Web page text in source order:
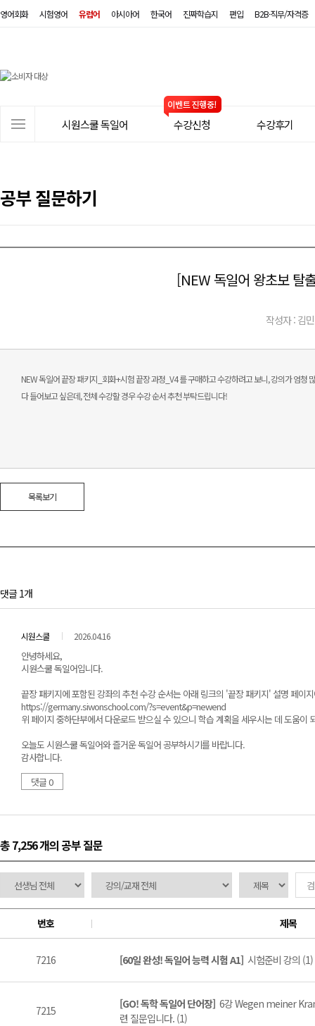
영어회화 시험영어 유럽어 아시아어 한국어 진짜학습지 편입 B2B·직무/자격증
뉴
시원스쿨 독일어 수강신청 수강후기
공부 질문하기
[NEW 독일어 왕초보 탈
작성자 : 김
NEW 독일어 끝장 패키지_회화+시험 끝장 과정_V4 를 구매하고 수강하려고 보니, 강의가 엄청
다 들어보고 싶은데, 전체 수강할 경우 수강 순서 추천 부탁드립니다!
목록보기
댓글 1개
시원스쿨 2026.04.16
안녕하세요,
시원스쿨 독일어입니다.
끝장 패키지에 포함된 강좌의 추천 수강 순서는 아래 링크의 '끝장 패키지' 설명 페이
https://germany.siwonschool.com/?s=event&p=newend
위 페이지 중하단부에서 다운로드 받으실 수 있으니 학습 계획을 세우시는 데 도움이
오늘도 시원스쿨 독일어와 즐거운 독일어 공부하시기를 바랍니다.
감사합니다.
댓글 0
총 7,256 개의 공부 질문
번호 제목
7216 [60일 완성! 독일어 능력 시험 A1] 시험준비 강의 (1)
7215 [GO! 독학 독일어 단어장] 6강 Wegen meiner
련 질문입니다. (1)